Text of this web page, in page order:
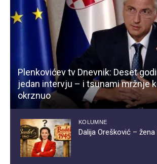
Plenkovićev tv Dnevnik: Deset
jedan intervju – i tsunami mržnje
okrznuo
KOLUMNE
Dalija Orešković –